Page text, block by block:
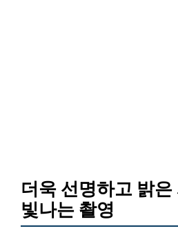
더욱 선명하고 밝
빛나는 촬영